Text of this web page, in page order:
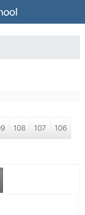
108 107 106